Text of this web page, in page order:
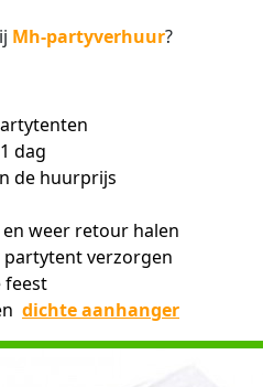
Mh-partyverhuur?
dag
de huurprijs
weer retour halen
partytent verzorgen
feest
dichte aanhanger